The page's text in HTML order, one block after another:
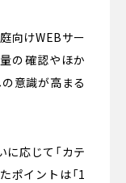
向けWEBサー
の確認やほか
意識が高まる
に応じて「カテ
ポイントは「1